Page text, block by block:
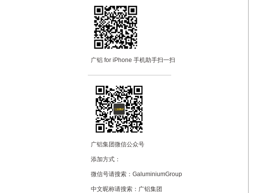
广铝 for iPhone 手机助手扫一扫
————————————
广铝集团微信公众号
添加方式：
微信号请搜索：GaluminiumGroup
中文昵称请搜索：广铝集团